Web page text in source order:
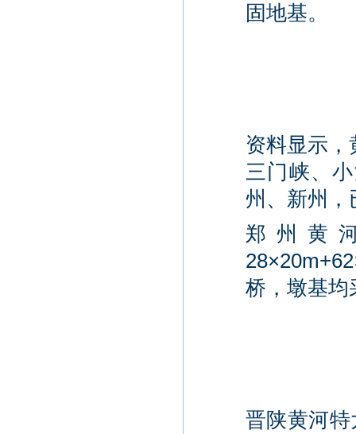
固地基。
资料显示
三门峡、
州、新州，
郑州黄
桥，墩基
晋陕黄河特